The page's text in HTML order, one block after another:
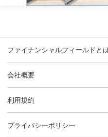
ファイナンシャルフィールドと
会社概要
利用規約
プライバシーポリシー